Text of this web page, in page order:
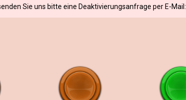
Sie uns bitte eine Deaktivierungsanfrage per E-Mail: